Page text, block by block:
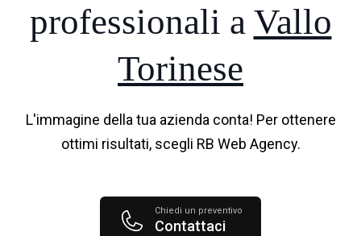
professionali a Vallo
Torinese
L'immagine della tua azienda conta! Per ottenere
ottimi risultati, scegli RB Web Agency.
Chiedi un preventivo
Contattaci